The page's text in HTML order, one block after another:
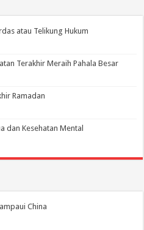
atau Telikung Hukum
Terakhir Meraih Pahala Besar
Ramadan
dan Kesehatan Mental
China